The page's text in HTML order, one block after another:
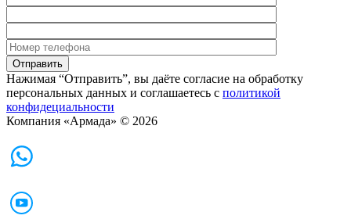
Нажимая “Отправить”, вы даёте согласие на обработку
персональных данных и соглашаетесь с политикой
конфидециальности
Компания «Армада» © 2026